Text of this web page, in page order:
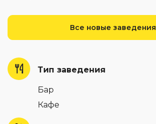
Тип заведения
Бар
Кафе
Все новые заведения